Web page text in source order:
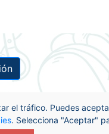
el tráfico. Puedes
. Selecciona "Aceptar"